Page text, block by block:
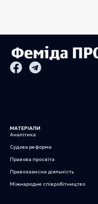
МАТЕРІАЛИ
Аналітика
Судова реформа
Правова просвіта
Правозахисна діяльність
Міжнародне співробітництво